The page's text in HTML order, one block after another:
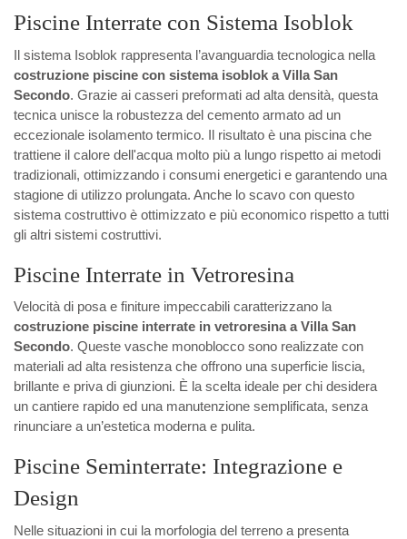
Piscine Interrate con Sistema Isoblok
Il sistema Isoblok rappresenta l’avanguardia tecnologica nella
costruzione piscine con sistema isoblok a Villa San
Secondo. Grazie ai casseri preformati ad alta densità, questa
tecnica unisce la robustezza del cemento armato ad un
eccezionale isolamento termico. Il risultato è una piscina che
trattiene il calore dell'acqua molto più a lungo rispetto ai metodi
tradizionali, ottimizzando i consumi energetici e garantendo una
stagione di utilizzo prolungata. Anche lo scavo con questo
sistema costruttivo è ottimizzato e più economico rispetto a tutti
gli altri sistemi costruttivi.
Piscine Interrate in Vetroresina
Velocità di posa e finiture impeccabili caratterizzano la
costruzione piscine interrate in vetroresina a Villa San
Secondo. Queste vasche monoblocco sono realizzate con
materiali ad alta resistenza che offrono una superficie liscia,
brillante e priva di giunzioni. È la scelta ideale per chi desidera
un cantiere rapido ed una manutenzione semplificata, senza
rinunciare a un’estetica moderna e pulita.
Piscine Seminterrate: Integrazione e
Design
Nelle situazioni in cui la morfologia del terreno a presenta